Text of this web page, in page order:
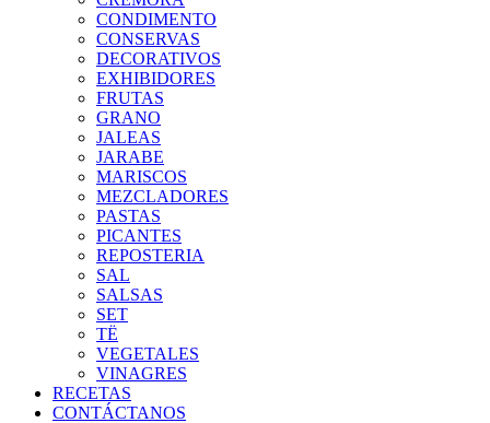
CONDIMENTO
CONSERVAS
DECORATIVOS
EXHIBIDORES
FRUTAS
GRANO
JALEAS
JARABE
MARISCOS
MEZCLADORES
PASTAS
PICANTES
REPOSTERIA
SAL
SALSAS
SET
TË
VEGETALES
VINAGRES
RECETAS
CONTÁCTANOS